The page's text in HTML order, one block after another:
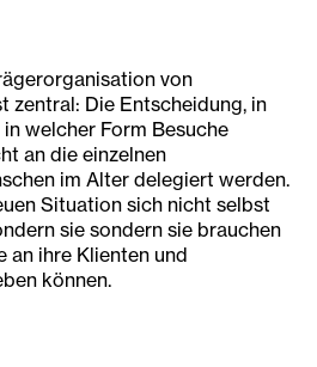
von
zentral: Die Entscheidung, in
welcher Form Besuche
an die einzelnen
im Alter delegiert werden.
Situation sich nicht selbst
sie sondern sie brauchen
an ihre Klienten und
können.